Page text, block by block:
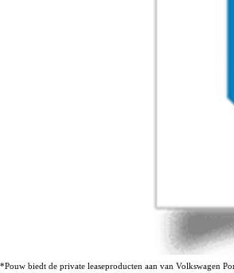
*Pouw biedt de private leaseproducten aan van Volkswagen